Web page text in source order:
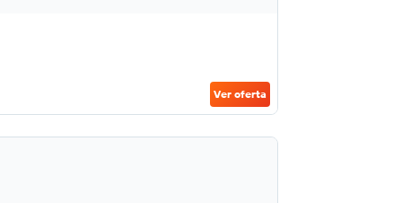
Ver oferta